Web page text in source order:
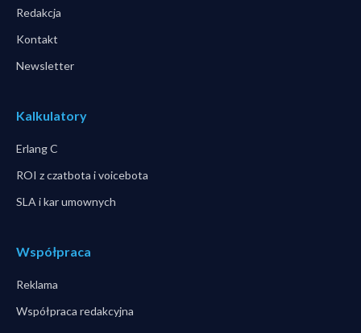
Redakcja
Kontakt
Newsletter
Kalkulatory
Erlang C
ROI z czatbota i voicebota
SLA i kar umownych
Współpraca
Reklama
Współpraca redakcyjna